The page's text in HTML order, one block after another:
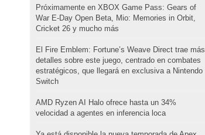
Próximamente en XBOX Game Pass: Gears of
War E-Day Open Beta, Mio: Memories in Orbit,
Cricket 26 y mucho más
El Fire Emblem: Fortune’s Weave Direct trae más
detalles sobre este juego, centrado en combates
estratégicos, que llegará en exclusiva a Nintendo
Switch
AMD Ryzen AI Halo ofrece hasta un 34%
velocidad a agentes en inferencia loca